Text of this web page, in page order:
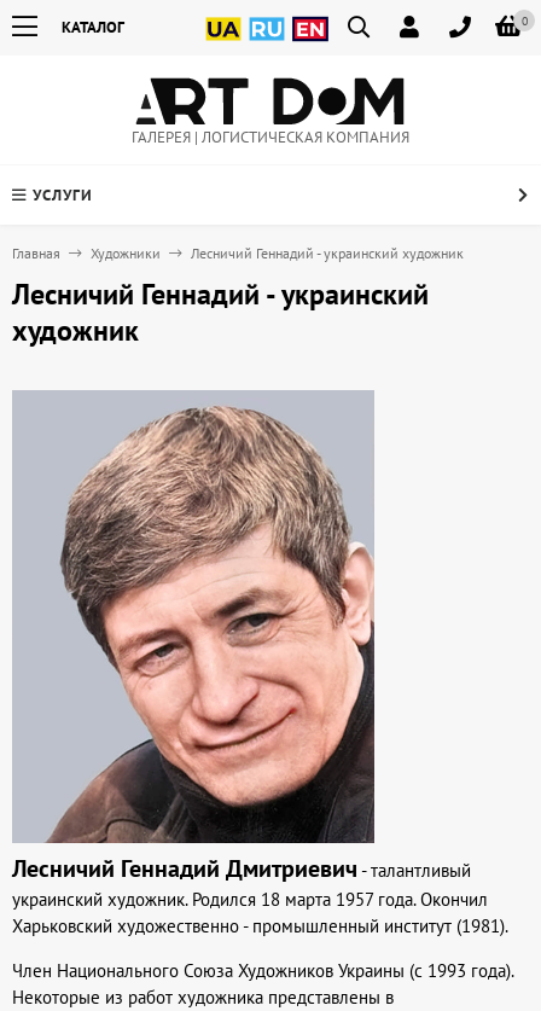
0
КАТАЛОГ
ГАЛЕРЕЯ | ЛОГИСТИЧЕСКАЯ КОМПАНИЯ
УСЛУГИ
Главная Художники Лесничий Геннадий - украинский художник
Лесничий Геннадий - украинский
художник
Лесничий Геннадий Дмитриевич - талантливый
украинский художник. Родился 18 марта 1957 года. Окончил
Харьковский художественно - промышленный институт (1981).
Член Национального Союза Художников Украины (c 1993 года).
Некоторые из работ художника представлены в